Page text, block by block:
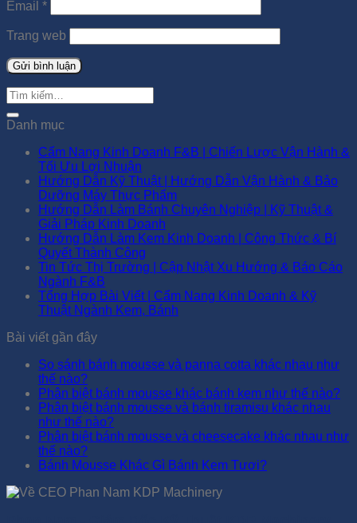
Email *
Trang web
Danh mục
Cẩm Nang Kinh Doanh F&B | Chiến Lược Vận Hành &
Tối Ưu Lợi Nhuận
Hướng Dẫn Kỹ Thuật | Hướng Dẫn Vận Hành & Bảo
Dưỡng Máy Thực Phẩm
Hướng Dẫn Làm Bánh Chuyên Nghiệp | Kỹ Thuật &
Giải Pháp Kinh Doanh
Hướng Dẫn Làm Kem Kinh Doanh | Công Thức & Bí
Quyết Thành Công
Tin Tức Thị Trường | Cập Nhật Xu Hướng & Báo Cáo
Ngành F&B
Tổng Hợp Bài Viết | Cẩm Nang Kinh Doanh & Kỹ
Thuật Ngành Kem, Bánh
Bài viết gần đây
So sánh bánh mousse và panna cotta khác nhau như
thế nào?
Phân biệt bánh mousse khác bánh kem như thế nào?
Phân biệt bánh mousse và bánh tiramisu khác nhau
như thế nào?
Phân biệt bánh mousse và cheesecake khác nhau như
thế nào?
Bánh Mousse Khác Gì Bánh Kem Tươi?